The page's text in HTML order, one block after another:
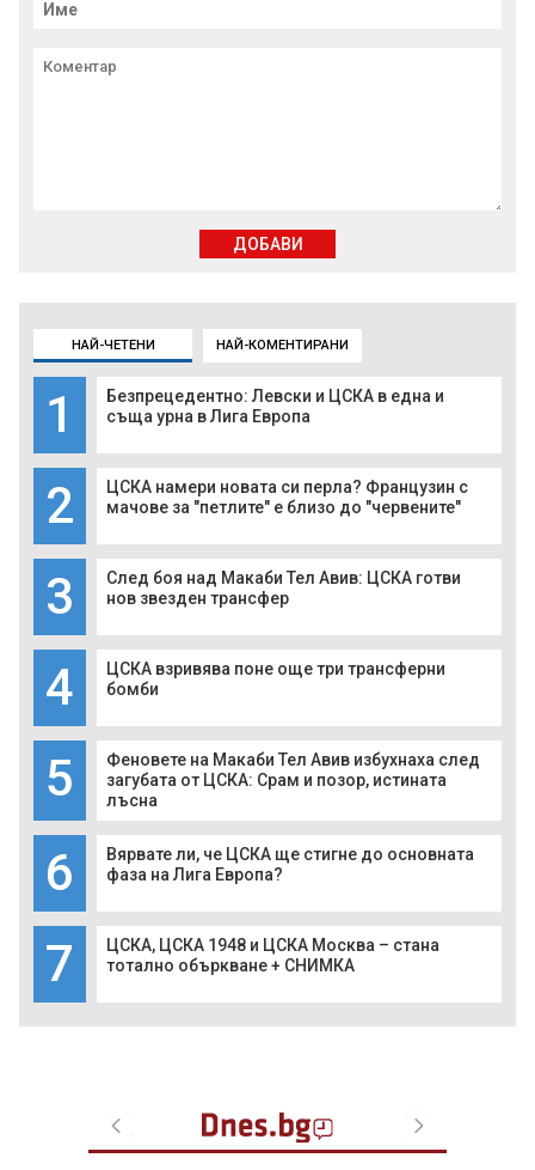
НАЙ-ЧЕТЕНИ НАЙ-КОМЕНТИРАНИ
1
Безпрецедентно: Левски и ЦСКА в една и
съща урна в Лига Европа
2
ЦСКА намери новата си перла? Французин с
мачове за "петлите" е близо до "червените"
3
След боя над Макаби Тел Авив: ЦСКА готви
нов звезден трансфер
4
ЦСКА взривява поне още три трансферни
бомби
5
Феновете на Макаби Тел Авив избухнаха след
загубата от ЦСКА: Срам и позор, истината
лъсна
6
Вярвате ли, че ЦСКА ще стигне до основната
фаза на Лига Европа?
7
ЦСКА, ЦСКА 1948 и ЦСКА Москва – стана
тотално объркване + СНИМКА
ДОБАВИ